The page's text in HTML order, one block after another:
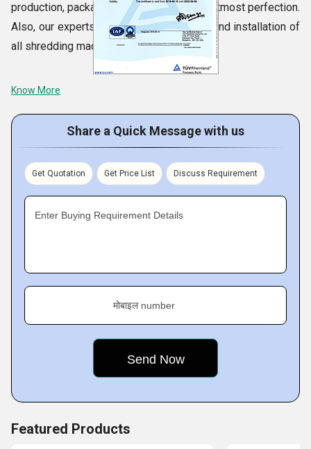
production, packaging and other tasks to utmost perfection.
Also, our experts render prompt delivery and installation of
all shredding machines.
Basic Information of Maxin India Machinery
Know More
Share a Quick Message with us
Get Quotation Get Price List Discuss Requirement
Enter Buying Requirement Details
मोबाइल number
Featured Products